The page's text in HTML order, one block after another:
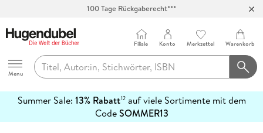
100 Tage Rückgaberecht***
Hugendubel
Menu
Filiale Konto Merkzettel Warenkorb
Summer Sale: 13% Rabatt12auf viele Sortimente mit dem
CodeSOMMER13
erfahren